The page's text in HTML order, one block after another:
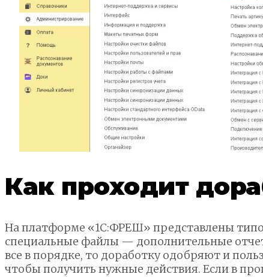
Как проходит
На платформе «1С:ФРЕШ» представлены
специальные файлы — дополнительные
все в порядке, то доработку одобряют и
чтобы получить нужные действия. Если в